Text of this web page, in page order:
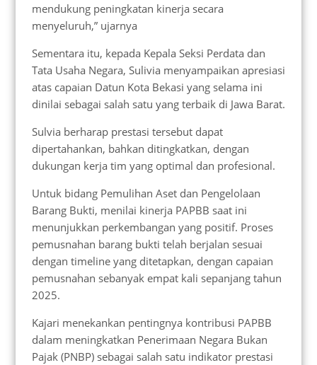
mendukung peningkatan kinerja secara
menyeluruh,” ujarnya
Sementara itu, kepada Kepala Seksi Perdata dan
Tata Usaha Negara, Sulivia menyampaikan apresiasi
atas capaian Datun Kota Bekasi yang selama ini
dinilai sebagai salah satu yang terbaik di Jawa Barat.
Sulvia berharap prestasi tersebut dapat
dipertahankan, bahkan ditingkatkan, dengan
dukungan kerja tim yang optimal dan profesional.
Untuk bidang Pemulihan Aset dan Pengelolaan
Barang Bukti, menilai kinerja PAPBB saat ini
menunjukkan perkembangan yang positif. Proses
pemusnahan barang bukti telah berjalan sesuai
dengan timeline yang ditetapkan, dengan capaian
pemusnahan sebanyak empat kali sepanjang tahun
2025.
Kajari menekankan pentingnya kontribusi PAPBB
dalam meningkatkan Penerimaan Negara Bukan
Pajak (PNBP) sebagai salah satu indikator prestasi